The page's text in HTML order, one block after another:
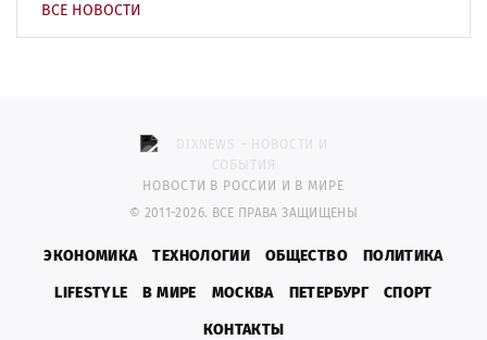
ВСЕ НОВОСТИ
НОВОСТИ В РОССИИ И В МИРЕ
© 2011-2026. ВСЕ ПРАВА ЗАЩИЩЕНЫ
ЭКОНОМИКА ТЕХНОЛОГИИ ОБЩЕСТВО
ПОЛИТИКА
LIFESTYLE
В МИРЕ МОСКВА ПЕТЕРБУРГ
СПОРТ
КОНТАКТЫ